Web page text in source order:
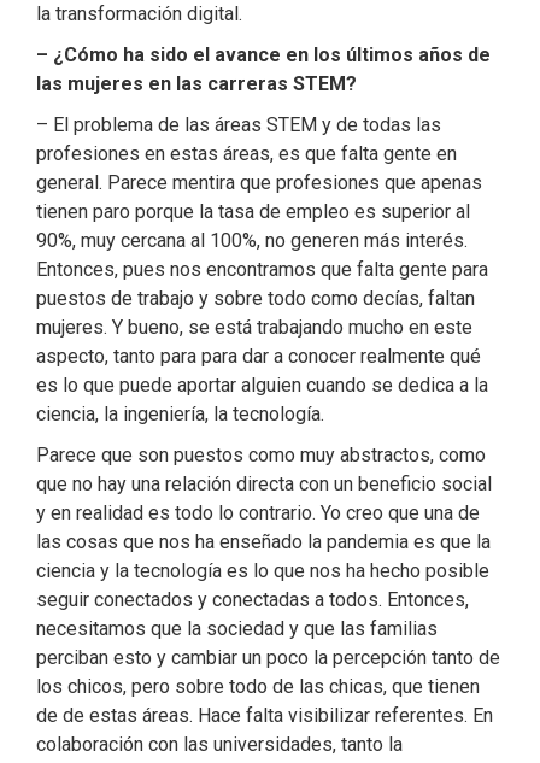
la transformación digital.
– ¿Cómo ha sido el avance en los últimos años de
las mujeres en las carreras STEM?
– El problema de las áreas STEM y de todas las
profesiones en estas áreas, es que falta gente en
general. Parece mentira que profesiones que apenas
tienen paro porque la tasa de empleo es superior al
90%, muy cercana al 100%, no generen más interés.
Entonces, pues nos encontramos que falta gente para
puestos de trabajo y sobre todo como decías, faltan
mujeres. Y bueno, se está trabajando mucho en este
aspecto, tanto para para dar a conocer realmente qué
es lo que puede aportar alguien cuando se dedica a la
ciencia, la ingeniería, la tecnología.
Parece que son puestos como muy abstractos, como
que no hay una relación directa con un beneficio social
y en realidad es todo lo contrario. Yo creo que una de
las cosas que nos ha enseñado la pandemia es que la
ciencia y la tecnología es lo que nos ha hecho posible
seguir conectados y conectadas a todos. Entonces,
necesitamos que la sociedad y que las familias
perciban esto y cambiar un poco la percepción tanto de
los chicos, pero sobre todo de las chicas, que tienen
de de estas áreas. Hace falta visibilizar referentes. En
colaboración con las universidades, tanto la